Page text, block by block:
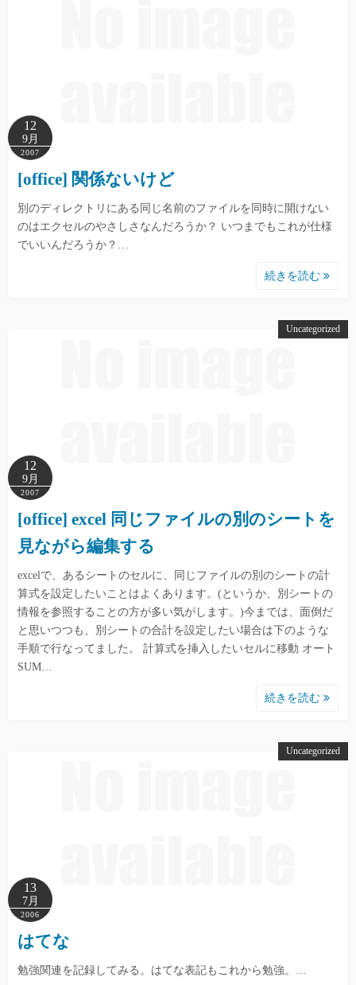
12
9月
2007
[office] 関係ないけど
別のディレクトリにある同じ名前のファイルを同時に開けない
のはエクセルのやさしさなんだろうか？ いつまでもこれが仕様
でいいんだろうか？…
続きを読む
Uncategorized
12
9月
2007
[office] excel 同じファイルの別のシートを
見ながら編集する
excelで、あるシートのセルに、同じファイルの別のシートの計
算式を設定したいことはよくあります。(というか、別シートの
情報を参照することの方が多い気がします。)今までは、面倒だ
と思いつつも、別シートの合計を設定したい場合は下のような
手順で行なってました。 計算式を挿入したいセルに移動 オート
SUM…
続きを読む
Uncategorized
13
7月
2006
はてな
勉強関連を記録してみる。はてな表記もこれから勉強。…